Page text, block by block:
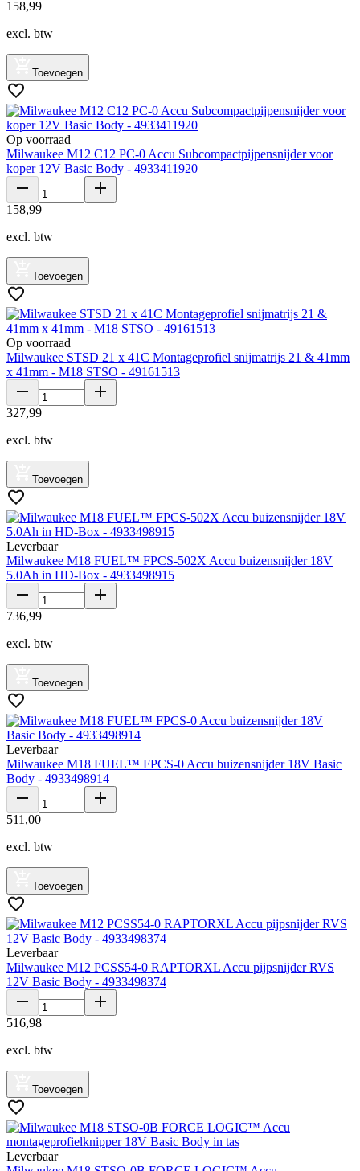
158,99
excl. btw
Toevoegen
Op voorraad
Milwaukee M12 C12 PC-0 Accu Subcompactpijpensnijder voor
koper 12V Basic Body - 4933411920
158,99
excl. btw
Toevoegen
Op voorraad
Milwaukee STSD 21 x 41C Montageprofiel snijmatrijs 21 & 41mm
x 41mm - M18 STSO - 49161513
327,99
excl. btw
Toevoegen
Leverbaar
Milwaukee M18 FUEL™ FPCS-502X Accu buizensnijder 18V
5.0Ah in HD-Box - 4933498915
736,99
excl. btw
Toevoegen
Leverbaar
Milwaukee M18 FUEL™ FPCS-0 Accu buizensnijder 18V Basic
Body - 4933498914
511 ,00
excl. btw
Toevoegen
Leverbaar
Milwaukee M12 PCSS54-0 RAPTORXL Accu pijpsnijder RVS
12V Basic Body - 4933498374
516,98
excl. btw
Toevoegen
Leverbaar